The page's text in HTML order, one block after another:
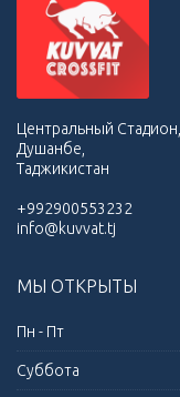
Центральный
Душанбе,
Таджикистан
+992900553232
info@kuvvat.tj
МЫ ОТКРЫТЫ
Пн - Пт
Суббота